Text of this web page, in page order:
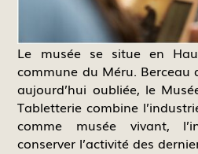
Le musée se situe en
commune du Méru. Berceau
aujourd’hui oubliée, le
Tabletterie combine
comme musée vivant,
conserver l’activité des